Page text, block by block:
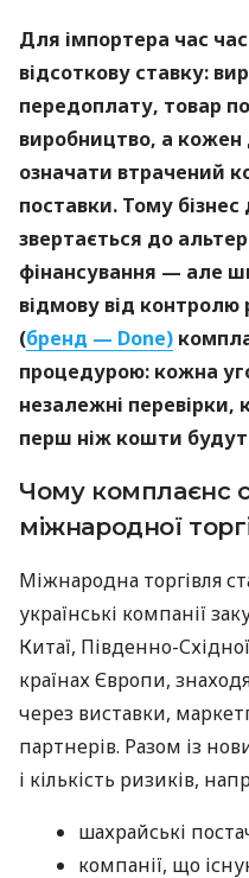
Для імпортера час
відсоткову ставку:
передоплату, товар
виробництво, а
означати втрачений
поставки. Тому
звертається до
фінансування — але
відмову від
(бренд — Done)
процедурою: кожна
незалежні перевірки,
перш ніж кошти
Чому комплаєнс
міжнародної
Міжнародна торгівля
українські компанії
Китаї, Південно-
країнах Європи,
через виставки,
партнерів. Разом із
і кількість ризиків,
шахрайські
компанії, що